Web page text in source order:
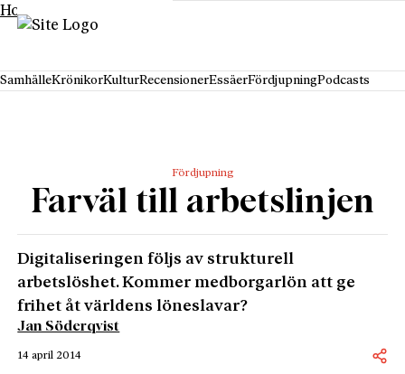
Hoppa till innehåll
SamhälleKrönikorKulturRecensionerEssäerFördjupningPodcasts
Fördjupning
Farväl till arbetslinjen
Digitaliseringen följs av strukturell
arbetslöshet. Kommer medborgarlön att ge
frihet åt världens löneslavar?
Jan Söderqvist
14 april 2014